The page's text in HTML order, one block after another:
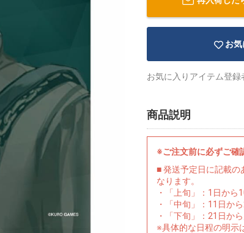
お
お気に入りアイテム登録
商品説明
※ご注文前に必ずご確
■ 発送予定日に記載の
なります。
・「上旬」：1日から
・「中旬」：11日か
・「下旬」：21日か
※具体的な日程の明示